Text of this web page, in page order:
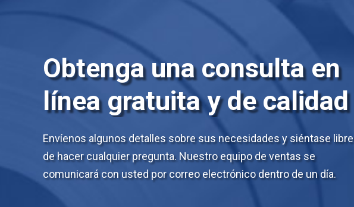
Obtenga una consulta en
línea gratuita y de calidad
Envíenos algunos detalles sobre sus necesidades y siéntase libre
de hacer cualquier pregunta. Nuestro equipo de ventas se
comunicará con usted por correo electrónico dentro de un día.